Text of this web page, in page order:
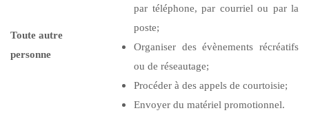
Toute autre
personne
par téléphone, par courriel ou par la
poste;
Organiser des évènements récréatifs
ou de réseautage;
Procéder à des appels de courtoisie;
Envoyer du matériel promotionnel.